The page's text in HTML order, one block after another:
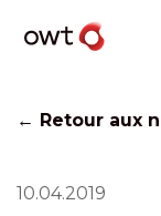
← Retour aux
10.04.2019